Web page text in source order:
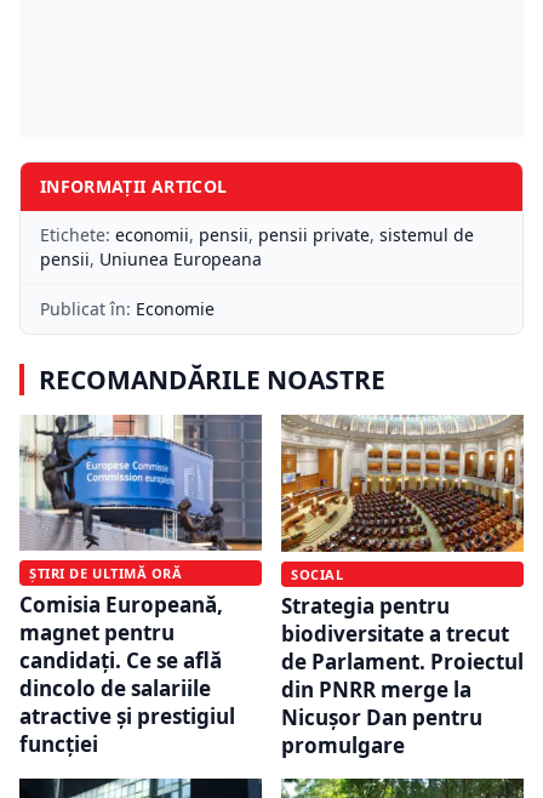
INFORMAȚII ARTICOL
Etichete: economii, pensii, pensii private, sistemul de
pensii, Uniunea Europeana
Publicat în: Economie
RECOMANDĂRILE NOASTRE
ȘTIRI DE ULTIMĂ ORĂ
Comisia Europeană,
magnet pentru
candidați. Ce se află
dincolo de salariile
atractive și prestigiul
funcției
SOCIAL
Strategia pentru
biodiversitate a trecut
de Parlament. Proiectul
din PNRR merge la
Nicușor Dan pentru
promulgare